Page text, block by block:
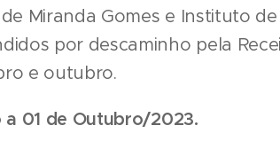
Miranda Gomes e Instituto
por descaminho pela
e outubro.
01 de Outubro/2023.